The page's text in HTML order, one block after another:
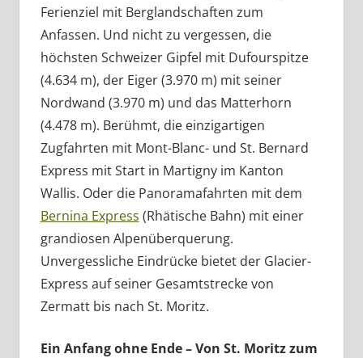
Ferienziel mit Berglandschaften zum
Anfassen. Und nicht zu vergessen, die
höchsten Schweizer Gipfel mit Dufourspitze
(4.634 m), der Eiger (3.970 m) mit seiner
Nordwand (3.970 m) und das Matterhorn
(4.478 m). Berühmt, die einzigartigen
Zugfahrten mit Mont-Blanc- und St. Bernard
Express mit Start in Martigny im Kanton
Wallis. Oder die Panoramafahrten mit dem
Bernina Express (Rhätische Bahn) mit einer
grandiosen Alpenüberquerung.
Unvergessliche Eindrücke bietet der Glacier-
Express auf seiner Gesamtstrecke von
Zermatt bis nach St. Moritz.
Ein Anfang ohne Ende – Von St. Moritz zum